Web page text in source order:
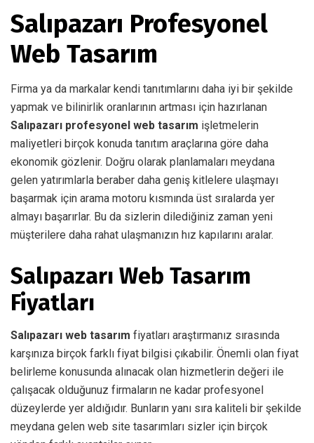
Salıpazarı Profesyonel
Web Tasarım
Firma ya da markalar kendi tanıtımlarını daha iyi bir şekilde
yapmak ve bilinirlik oranlarının artması için hazırlanan
Salıpazarı profesyonel web tasarım işletmelerin
maliyetleri birçok konuda tanıtım araçlarına göre daha
ekonomik gözlenir. Doğru olarak planlamaları meydana
gelen yatırımlarla beraber daha geniş kitlelere ulaşmayı
başarmak için arama motoru kısmında üst sıralarda yer
almayı başarırlar. Bu da sizlerin dilediğiniz zaman yeni
müşterilere daha rahat ulaşmanızın hız kapılarını aralar.
Salıpazarı Web Tasarım
Fiyatları
Salıpazarı web tasarım fiyatları araştırmanız sırasında
karşınıza birçok farklı fiyat bilgisi çıkabilir. Önemli olan fiyat
belirleme konusunda alınacak olan hizmetlerin değeri ile
çalışacak olduğunuz firmaların ne kadar profesyonel
düzeylerde yer aldığıdır. Bunların yanı sıra kaliteli bir şekilde
meydana gelen web site tasarımları sizler için birçok